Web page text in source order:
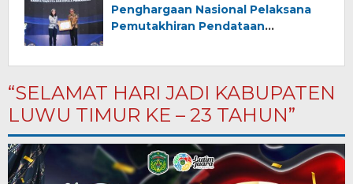
Penghargaan Nasional Pelaksana
Pemutakhiran Pendataan
“SELAMAT HARI JADI KABUPATEN
LUWU TIMUR KE – 23 TAHUN”